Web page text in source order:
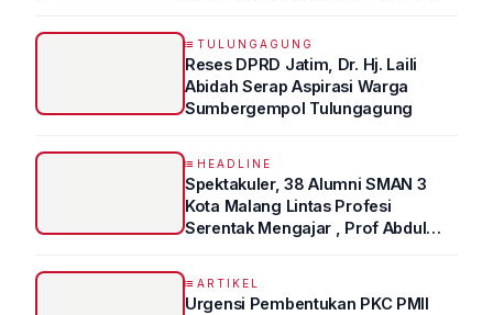
TULUNGAGUNG
Reses DPRD Jatim, Dr. Hj. Laili
Abidah Serap Aspirasi Warga
Sumbergempol Tulungagung
HEADLINE
Spektakuler, 38 Alumni SMAN 3
Kota Malang Lintas Profesi
Serentak Mengajar , Prof Abdul
ARTIKEL
Urgensi Pembentukan PKC PMII